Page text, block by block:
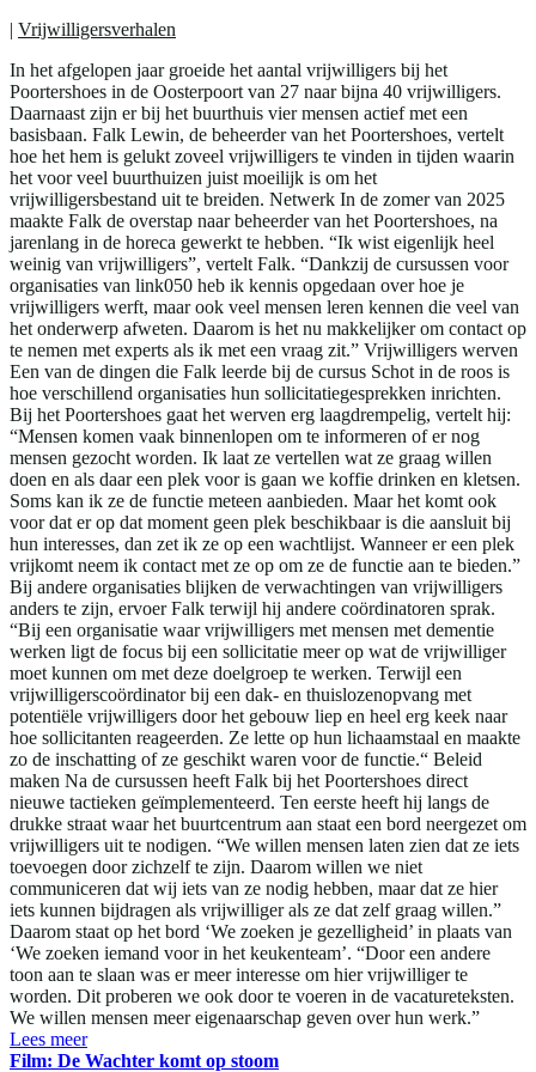
| Vrijwilligersverhalen
In het afgelopen jaar groeide het aantal vrijwilligers bij het
Poortershoes in de Oosterpoort van 27 naar bijna 40 vrijwilligers.
Daarnaast zijn er bij het buurthuis vier mensen actief met een
basisbaan. Falk Lewin, de beheerder van het Poortershoes, vertelt
hoe het hem is gelukt zoveel vrijwilligers te vinden in tijden waarin
het voor veel buurthuizen juist moeilijk is om het
vrijwilligersbestand uit te breiden. Netwerk In de zomer van 2025
maakte Falk de overstap naar beheerder van het Poortershoes, na
jarenlang in de horeca gewerkt te hebben. “Ik wist eigenlijk heel
weinig van vrijwilligers”, vertelt Falk. “Dankzij de cursussen voor
organisaties van link050 heb ik kennis opgedaan over hoe je
vrijwilligers werft, maar ook veel mensen leren kennen die veel van
het onderwerp afweten. Daarom is het nu makkelijker om contact op
te nemen met experts als ik met een vraag zit.” Vrijwilligers werven
Een van de dingen die Falk leerde bij de cursus Schot in de roos is
hoe verschillend organisaties hun sollicitatiegesprekken inrichten.
Bij het Poortershoes gaat het werven erg laagdrempelig, vertelt hij:
“Mensen komen vaak binnenlopen om te informeren of er nog
mensen gezocht worden. Ik laat ze vertellen wat ze graag willen
doen en als daar een plek voor is gaan we koffie drinken en kletsen.
Soms kan ik ze de functie meteen aanbieden. Maar het komt ook
voor dat er op dat moment geen plek beschikbaar is die aansluit bij
hun interesses, dan zet ik ze op een wachtlijst. Wanneer er een plek
vrijkomt neem ik contact met ze op om ze de functie aan te bieden.”
Bij andere organisaties blijken de verwachtingen van vrijwilligers
anders te zijn, ervoer Falk terwijl hij andere coördinatoren sprak.
“Bij een organisatie waar vrijwilligers met mensen met dementie
werken ligt de focus bij een sollicitatie meer op wat de vrijwilliger
moet kunnen om met deze doelgroep te werken. Terwijl een
vrijwilligerscoördinator bij een dak- en thuislozenopvang met
potentiële vrijwilligers door het gebouw liep en heel erg keek naar
hoe sollicitanten reageerden. Ze lette op hun lichaamstaal en maakte
zo de inschatting of ze geschikt waren voor de functie.“ Beleid
maken Na de cursussen heeft Falk bij het Poortershoes direct
nieuwe tactieken geïmplementeerd. Ten eerste heeft hij langs de
drukke straat waar het buurtcentrum aan staat een bord neergezet om
vrijwilligers uit te nodigen. “We willen mensen laten zien dat ze iets
toevoegen door zichzelf te zijn. Daarom willen we niet
communiceren dat wij iets van ze nodig hebben, maar dat ze hier
iets kunnen bijdragen als vrijwilliger als ze dat zelf graag willen.”
Daarom staat op het bord ‘We zoeken je gezelligheid’ in plaats van
‘We zoeken iemand voor in het keukenteam’. “Door een andere
toon aan te slaan was er meer interesse om hier vrijwilliger te
worden. Dit proberen we ook door te voeren in de vacatureteksten.
We willen mensen meer eigenaarschap geven over hun werk.”
Lees meer
Film: De Wachter komt op stoom